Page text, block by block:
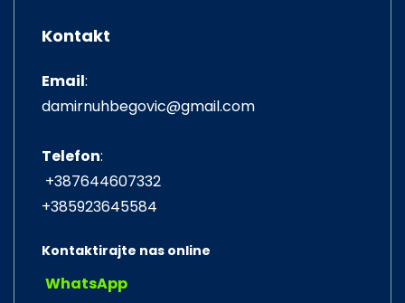
Kontakt
Email:
damirnuhbegovic@gmail.com
Telefon:
+387644607332
+385923645584
Kontaktirajte nas online
WhatsApp